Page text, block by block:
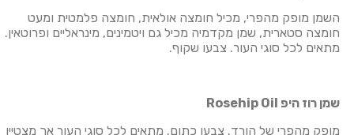
השמן מופק מהפרי, מכיל חומצה אולאית, חומצה פלמטית ומעט
חומצה סטארית, שמן מקדמיה מכיל גם ויטמינים, מינראליים ופרוטאין.
מתאים לכל סוגי העור. צבעו שקוף.
שמן רוז היפRosehip Oil
מופק מהפרי של הורד. צבעו כתום. מתאים לכל סוגי העור אך מצטיין